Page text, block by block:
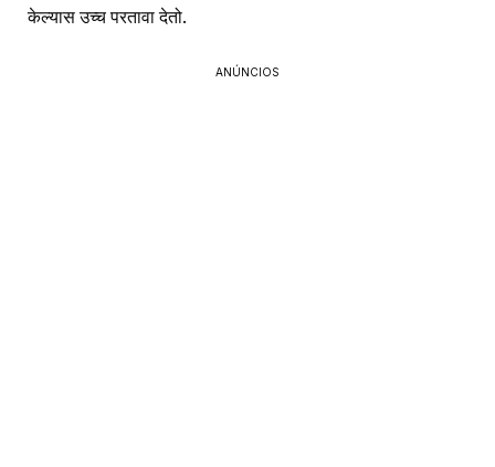
केल्यास उच्च परतावा देतो.
ANÚNCIOS